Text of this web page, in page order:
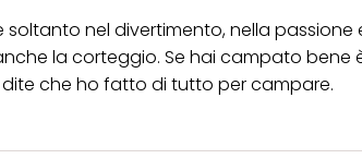
nel divertimento, nella
la corteggio. Se hai campato bene
che ho fatto di tutto per campare.